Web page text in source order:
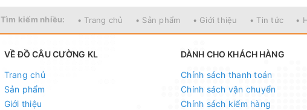
Tìm kiếm nhiều: • Trang chủ • Sản phẩm • Giới thiệu • Tin tức •
VỀ ĐỒ CÂU CƯỜNG KL
Trang chủ
Sản phẩm
Giới thiệu
DÀNH CHO KHÁCH HÀNG
Chính sách thanh toán
Chính sách vận chuyển
Chính sách kiểm hàng